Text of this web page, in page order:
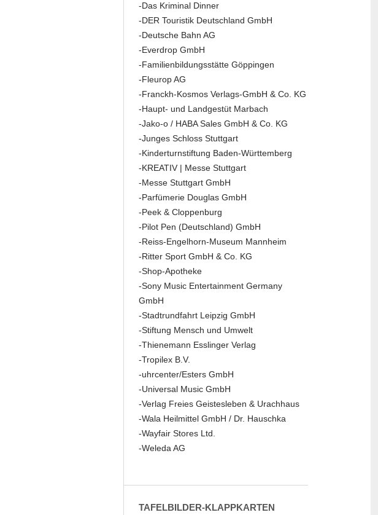
-Das Kriminal Dinner
-DER Touristik Deutschland GmbH
-Deutsche Bahn AG
-Everdrop GmbH
-Familienbildungsstätte Göppingen
-Fleurop AG
-Franckh-Kosmos Verlags-GmbH & Co. KG
-Haupt- und Landgestüt Marbach
-Jako-o / HABA Sales GmbH & Co. KG
-Junges Schloss Stuttgart
-Kinderturnstiftung Baden-Württemberg
-KREATIV | Messe Stuttgart
-Messe Stuttgart GmbH
-Parfümerie Douglas GmbH
-Peek & Cloppenburg
-Pilot Pen (Deutschland) GmbH
-Reiss-Engelhorn-Museum Mannheim
-Ritter Sport GmbH & Co. KG
-Shop-Apotheke
-Sony Music Entertainment Germany
GmbH
-Stadtrundfahrt Leipzig GmbH
-Stiftung Mensch und Umwelt
-Thienemann Esslinger Verlag
-Tropilex B.V.
-uhrcenter/Esters GmbH
-Universal Music GmbH
-Verlag Freies Geistesleben & Urachhaus
-Wala Heilmittel GmbH / Dr. Hauschka
-Wayfair Stores Ltd.
-Weleda AG
TAFELBILDER-KLAPPKARTEN